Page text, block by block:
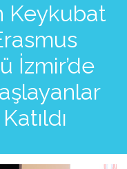
Keykubat
İzmir’de